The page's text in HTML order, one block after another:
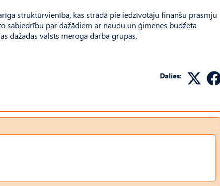
struktūrvienība, kas strādā pie iedzīvotāju finanšu prasmju
par dažādiem ar naudu un ģimenes budžeta
dažādās valsts mēroga darba grupās.
Dalies: